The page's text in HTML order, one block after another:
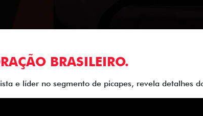
BRASILEIRO.
e líder no segmento de picapes, revela detalhes